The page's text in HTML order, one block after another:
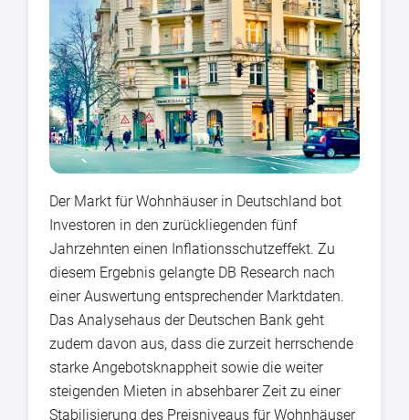
Der Markt für Wohnhäuser in Deutschland bot
Investoren in den zurückliegenden fünf
Jahrzehnten einen Inflationsschutzeffekt. Zu
diesem Ergebnis gelangte DB Research nach
einer Auswertung entsprechender Marktdaten.
Das Analysehaus der Deutschen Bank geht
zudem davon aus, dass die zurzeit herrschende
starke Angebotsknappheit sowie die weiter
steigenden Mieten in absehbarer Zeit zu einer
Stabilisierung des Preisniveaus für Wohnhäuser